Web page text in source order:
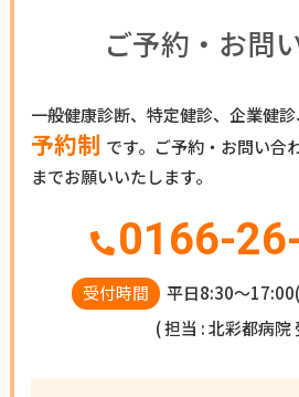
ご予約・お問
一般健康診断、特定健診、企業健
予約制 です。 ご予約・お問い合
までお願いいたします。
0166-
受付時間
平日8:30〜
( 担当 : 北彩都病院